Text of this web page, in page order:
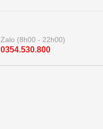
Zalo (8h00 - 22h00)
0354.530.800